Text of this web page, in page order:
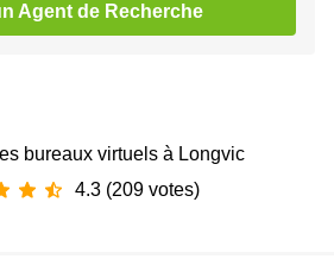
Agent de Recherche
bureaux virtuels à Longvic
4.3 (209 votes)